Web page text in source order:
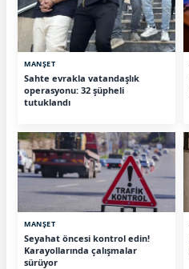
MANŞET
Sahte evrakla vatandaşlık
operasyonu: 32 şüpheli
tutuklandı
MANŞET
Seyahat öncesi kontrol edin!
Karayollarında çalışmalar
sürüyor